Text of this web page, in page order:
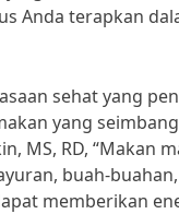
Anda terapkan
sehat yang
yang
MS, RD, “Makan
buah-
memberikan